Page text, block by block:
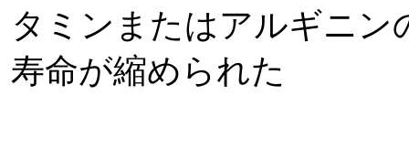
タミンまたはアルギニン
寿命が縮められた